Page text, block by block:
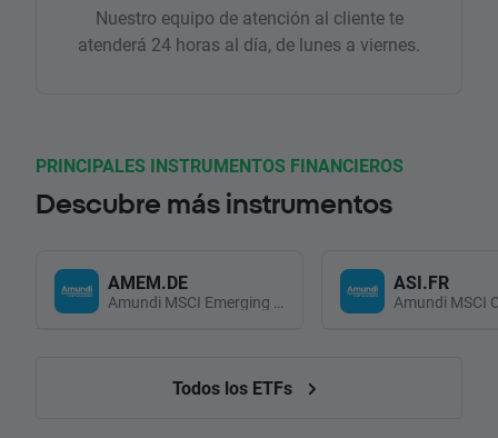
Nuestro equipo de atención al cliente te
atenderá 24 horas al día, de lunes a viernes.
PRINCIPALES INSTRUMENTOS FINANCIEROS
Descubre más instrumentos
AMEM.DE
Amundi MSCI Emerging Markets UCITS (Acc EUR)
ASI.FR
Todos los ETFs